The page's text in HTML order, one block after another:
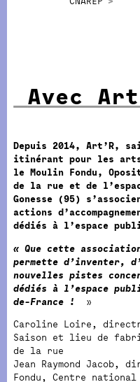
Avec
Depuis 2014, Art’R,
itinérant pour les
le Moulin Fondu,
de la rue et de
Gonesse (95)
actions
dédiés à l’espace
« Que cette
permette d’inventer,
nouvelles pistes
dédiés à l’espace
de-France !
»
Caroline Loire,
Saison et lieu de
de la rue
Jean Raymond Jacob,
Fondu, Centre